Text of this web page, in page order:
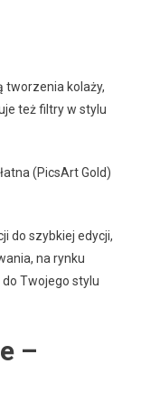
tworzenia kolaży,
też filtry w stylu
(PicsArt Gold)
do szybkiej edycji,
na rynku
Twojego stylu
–